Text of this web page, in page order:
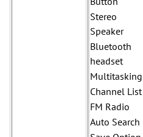
Stereo
Speaker
Bluetooth
headset
Multitasking
Channel List
FM Radio
Auto Search